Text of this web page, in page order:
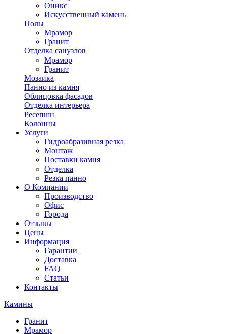
Оникс
Искусственный камень
Полы
Мрамор
Гранит
Отделка санузлов
Мрамор
Гранит
Мозаика
Панно из камня
Облицовка фасадов
Отделка интерьера
Ресепшн
Колонны
Услуги
Гидроабразивная резка
Монтаж
Поставки камня
Отделка
Резка панно
О Компании
Производство
Офис
Города
Отзывы
Цены
Информация
Гарантии
Доставка
FAQ
Статьи
Контакты
Камины
Гранит
Мрамор